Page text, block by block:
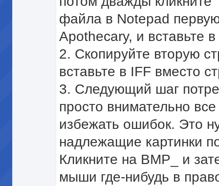
файла в Notepad
Apothecary, и вставьте
2. Скопируйте вторую
вставьте в IFF вместо
3. Следующий шаг
просто внимательно
избежать ошибок. Это
надлежащие картинки
Кликните на BMP_ и
мыши где-нибудь в